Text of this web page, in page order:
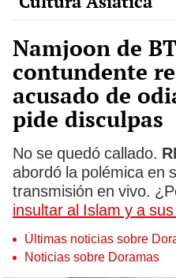
Namjoon de
contundente
acusado de
pide disculpas
No se quedó callado.
abordó la polémica en
transmisión en vivo.
insultar al Islam y a
Últimas noticias sobre
Noticias sobre Doramas